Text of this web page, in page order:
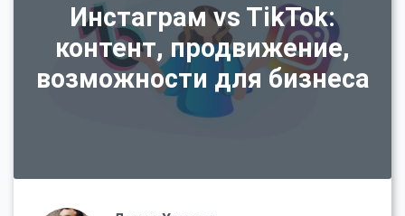
Инстаграм vs TikTok:
контент, продвижение,
возможности для бизнеса